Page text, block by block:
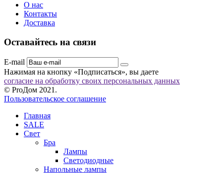
О нас
Контакты
Доставка
Оставайтесь на связи
E-mail
Нажимая на кнопку «Подписаться», вы даете
согласие на обработку своих персональных данных
© ProДом 2021.
Пользовательское соглашение
Главная
SALE
Свет
Бра
Лампы
Светодиодные
Напольные лампы